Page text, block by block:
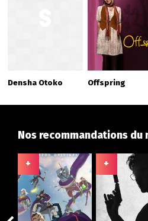
Densha Otoko Offspring
Nos recommandations du
+ +